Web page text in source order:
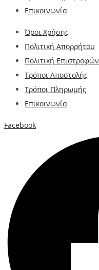
Επικοινωνία
Όροι Χρήσης
Πολιτική Απορρήτου
Πολιτική Επιστροφών
Τρόποι Αποστολής
Τρόποι Πληρωμής
Επικοινωνία
Facebook